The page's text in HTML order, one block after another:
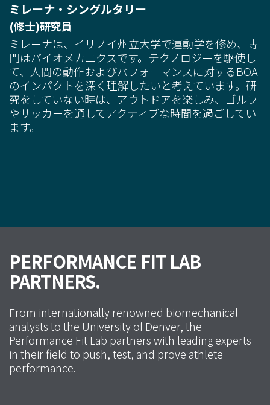
ミレーナ・シングルタリー
(修士)研究員
ミレーナは、イリノイ州立大学で運動学を修め、専
門はバイオメカニクスです。テクノロジーを駆使し
て、人間の動作およびパフォーマンスに対するBOA
のインパクトを深く理解したいと考えています。研
究をしていない時は、アウトドアを楽しみ、ゴルフ
やサッカーを通してアクティブな時間を過ごしてい
ます。
PERFORMANCE FIT LAB
PARTNERS.
From internationally renowned biomechanical
analysts to the University of Denver, the
Performance Fit Lab partners with leading experts
in their field to push, test, and prove athlete
performance.